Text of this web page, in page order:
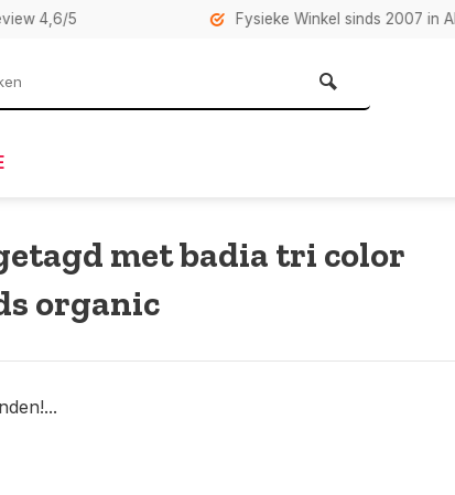
5 Fysieke Winkel sinds 2007 in Almere
met badia tri color
organic